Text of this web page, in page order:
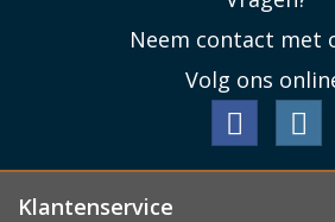
Lees minder
Neem contact met
Volg ons
Klantenservice